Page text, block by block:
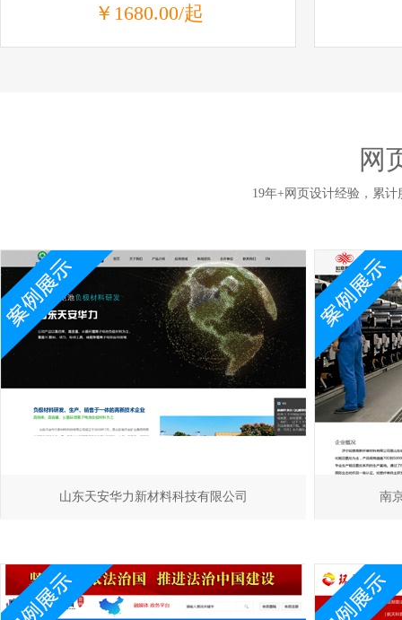
￥1680.00/起
网
19年+网页设计经验，累
山东天安华力新材料科技有限公司 南